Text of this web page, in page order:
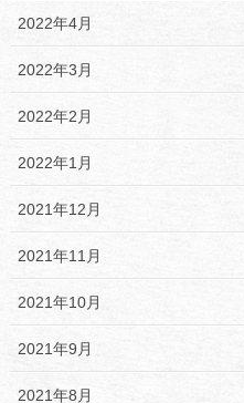
2022年4月
2022年3月
2022年2月
2022年1月
2021年12月
2021年11月
2021年10月
2021年9月
2021年8月